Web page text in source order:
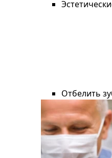
Отбелить